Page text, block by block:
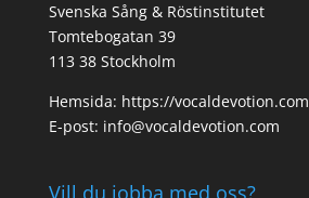
Svenska Sång & Röstinstitutet
Tomtebogatan 39
113 38 Stockholm
Hemsida: https://vocaldevotion.com
E-post: info@vocaldevotion.com